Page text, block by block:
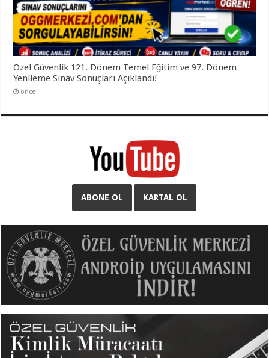
Özel Güvenlik 121. Dönem Temel Eğitim ve 97. Dönem
Yenileme Sınav Sonuçları Açıklandı!
önce
ABONE OL KARTAL OL